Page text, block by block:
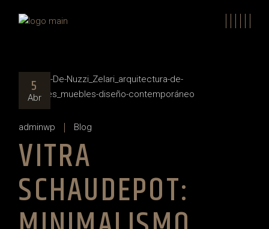
5
Abr
adminwp Blog
VITRA
SCHAUDEPOT: